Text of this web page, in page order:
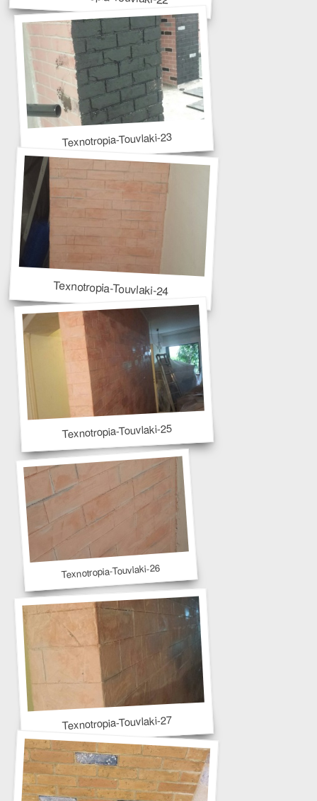
Texnotropia-Touvlaki-23
Texnotropia-Touvlaki-24
Texnotropia-Touvlaki-25
Texnotropia-Touvlaki-26
Texnotropia-Touvlaki-27